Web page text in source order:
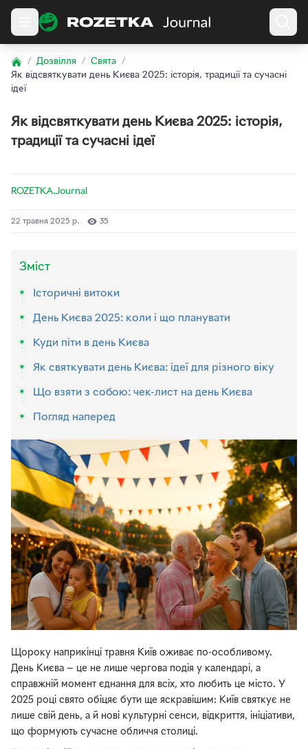
Home
/ Дозвілля / Свята
/
Як відсвяткувати день Києва 2025: історія, традиції та сучасні
ідеї
Як відсвяткувати день Києва 2025: історія,
традиції та сучасні ідеї
Щороку наприкінці травня Київ оживає по-особливому.
День Києва — це не лише чергова подія у календарі, а
справжній момент єднання для всіх, хто любить це місто. У
2025 році свято обіцяє бути ще яскравішим: Київ святкує не
лише свій день, а й нові культурні сенси, відкриття, ініціативи,
що формують сучасне обличчя столиці.
ROZETKA.Journal
22 травня 2025 р. 35
Зміст
Історичні витоки
День Києва 2025: коли і що планувати
Куди піти в день Києва
Як святкувати день Києва: ідеї для різного віку
Що взяти з собою: чек-лист на день Києва
Погляд наперед